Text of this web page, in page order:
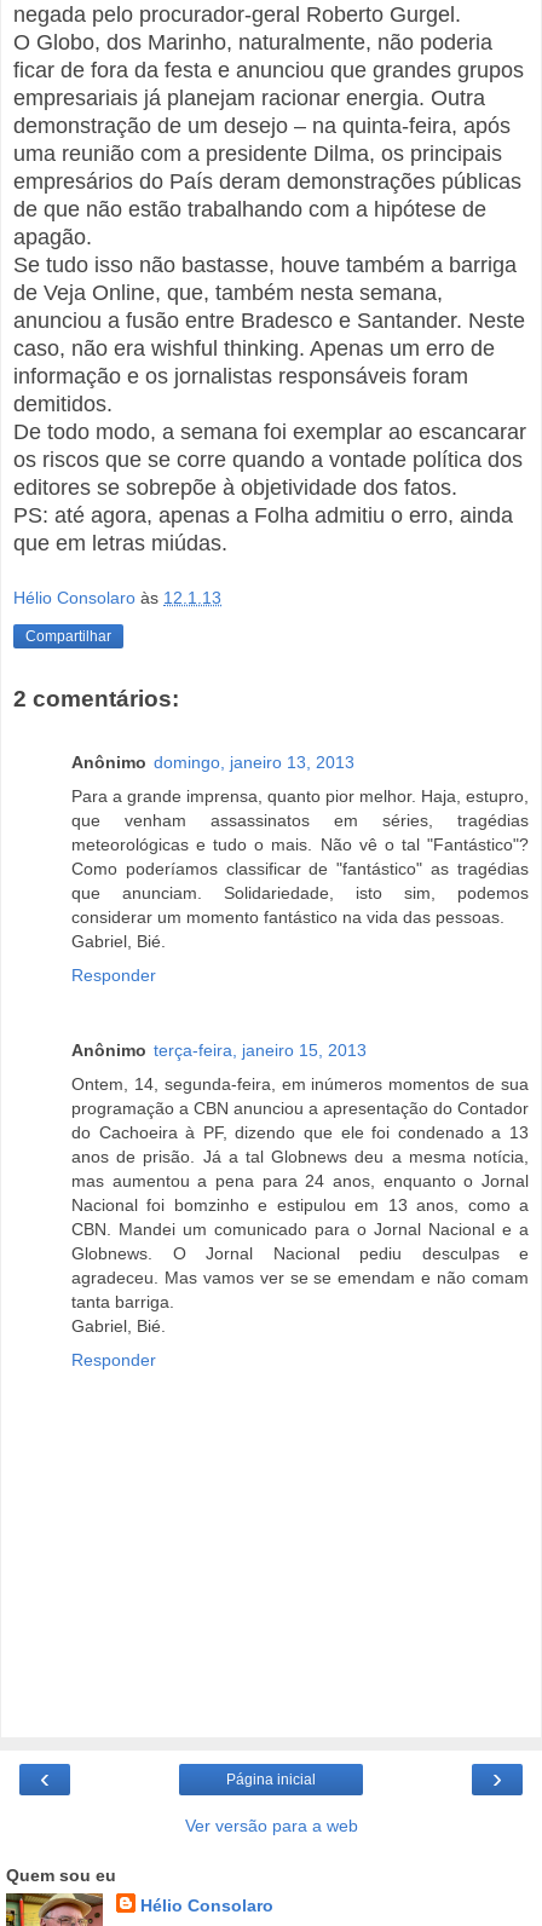
negada pelo procurador-geral Roberto Gurgel.
O Globo, dos Marinho, naturalmente, não poderia
ficar de fora da festa e anunciou que grandes grupos
empresariais já planejam racionar energia. Outra
demonstração de um desejo – na quinta-feira, após
uma reunião com a presidente Dilma, os principais
empresários do País deram demonstrações públicas
de que não estão trabalhando com a hipótese de
apagão.
Se tudo isso não bastasse, houve também a barriga
de Veja Online, que, também nesta semana,
anunciou a fusão entre Bradesco e Santander. Neste
caso, não era wishful thinking. Apenas um erro de
informação e os jornalistas responsáveis foram
demitidos.
De todo modo, a semana foi exemplar ao escancarar
os riscos que se corre quando a vontade política dos
editores se sobrepõe à objetividade dos fatos.
PS: até agora, apenas a Folha admitiu o erro, ainda
que em letras miúdas.
Hélio Consolaro às 12.1.13
Compartilhar
2 comentários:
Anônimo domingo, janeiro 13, 2013
Para a grande imprensa, quanto pior melhor. Haja, estupro,
que venham assassinatos em séries, tragédias
meteorológicas e tudo o mais. Não vê o tal "Fantástico"?
Como poderíamos classificar de "fantástico" as tragédias
que anunciam. Solidariedade, isto sim, podemos
considerar um momento fantástico na vida das pessoas.
Gabriel, Bié.
Responder
Anônimo terça-feira, janeiro 15, 2013
Ontem, 14, segunda-feira, em inúmeros momentos de sua
programação a CBN anunciou a apresentação do Contador
do Cachoeira à PF, dizendo que ele foi condenado a 13
anos de prisão. Já a tal Globnews deu a mesma notícia,
mas aumentou a pena para 24 anos, enquanto o Jornal
Nacional foi bomzinho e estipulou em 13 anos, como a
CBN. Mandei um comunicado para o Jornal Nacional e a
Globnews. O Jornal Nacional pediu desculpas e
agradeceu. Mas vamos ver se se emendam e não comam
tanta barriga.
Gabriel, Bié.
Responder
‹ ›
Página inicial
Ver versão para a web
Quem sou eu
Hélio Consolaro